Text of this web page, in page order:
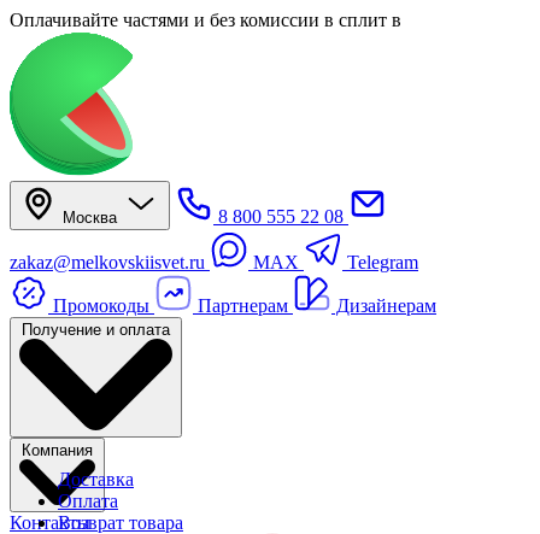
Оплачивайте частями и без комиссии в сплит в
Москва 8 800 555 22 08
zakaz@melkovskiisvet.ru MAX Telegram
Промокоды Партнерам Дизайнерам
Получение и оплата
Доставка
Оплата
Возврат товара
Компания
Контакты